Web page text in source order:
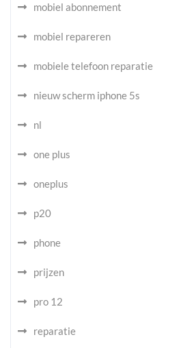
mobiel abonnement
mobiel repareren
mobiele telefoon reparatie
nieuw scherm iphone 5s
nl
one plus
oneplus
p20
phone
prijzen
pro 12
reparatie